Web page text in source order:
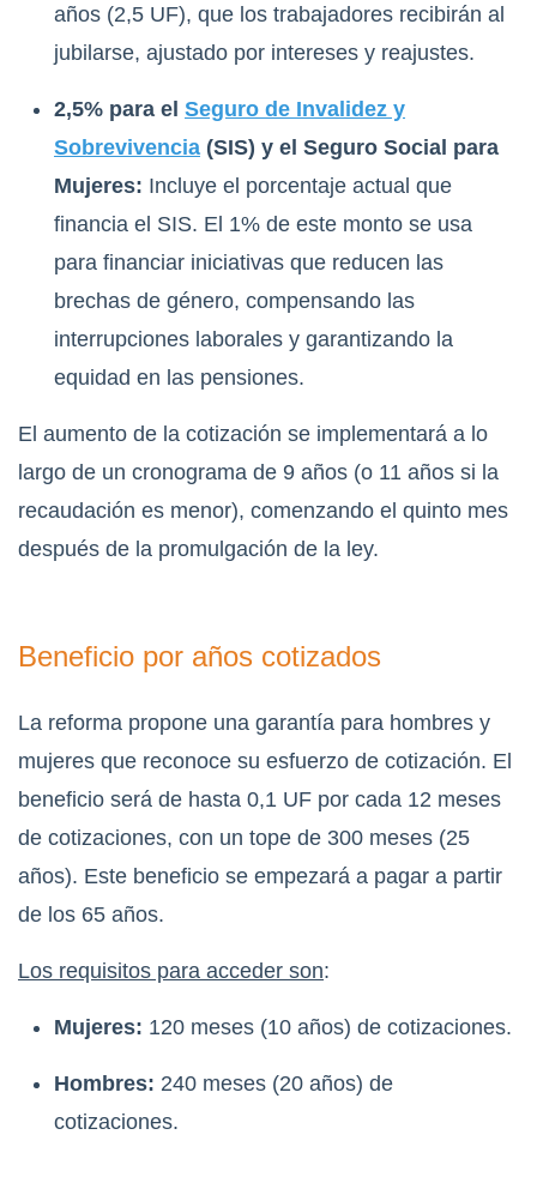
años (2,5 UF), que los trabajadores recibirán al
jubilarse, ajustado por intereses y reajustes.
2,5% para el Seguro de Invalidez y
Sobrevivencia (SIS) y el Seguro Social para
Mujeres: Incluye el porcentaje actual que
financia el SIS. El 1% de este monto se usa
para financiar iniciativas que reducen las
brechas de género, compensando las
interrupciones laborales y garantizando la
equidad en las pensiones.
El aumento de la cotización se implementará a lo
largo de un cronograma de 9 años (o 11 años si la
recaudación es menor), comenzando el quinto mes
después de la promulgación de la ley.
Beneficio por años cotizados
La reforma propone una garantía para hombres y
mujeres que reconoce su esfuerzo de cotización. El
beneficio será de hasta 0,1 UF por cada 12 meses
de cotizaciones, con un tope de 300 meses (25
años). Este beneficio se empezará a pagar a partir
de los 65 años.
Los requisitos para acceder son:
Mujeres: 120 meses (10 años) de cotizaciones.
Hombres: 240 meses (20 años) de
cotizaciones.